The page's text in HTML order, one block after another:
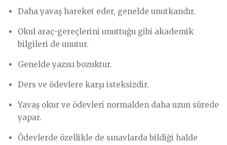
Daha yavaş hareket eder, genelde unutkandır.
Okul araç-gereçlerini unuttuğu gibi akademik
bilgileri de unutur.
Genelde yazısı bozuktur.
Ders ve ödevlere karşı isteksizdir.
Yavaş okur ve ödevleri normalden daha uzun sürede
yapar.
Ödevlerde özellikle de sınavlarda bildiği halde